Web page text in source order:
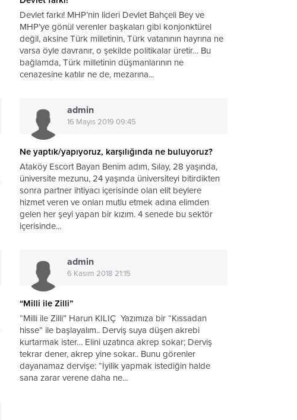
Devlet farkı! MHP’nin lideri Devlet Bahçeli Bey ve
MHP’ye gönül verenler başkaları gibi konjonktürel
değil, aksine Türk milletinin, Türk vatanının hayrına ne
varsa öyle davranır, o şekilde politikalar üretir… Bu
bağlamda, Türk milletinin düşmanlarının ne
cenazesine katılır ne de, mezarına...
admin
16 Mayıs 2019 09:45
Ne yaptık/yapıyoruz, karşılığında ne buluyoruz?
Ataköy Escort Bayan Benim adım, Sılay, 28 yaşında,
üniversite mezunu, 24 yaşında üniversiteyi bitirdikten
sonra partner ihtiyacı içerisinde olan elit beylere
hizmet veren ve onları mutlu etmek adına elimden
gelen her şeyi yapan bir kızım. 4 senede bu sektör
içerisinde...
admin
6 Kasım 2018 21:15
“Milli ile Zilli”
“Milli ile Zilli” Harun KILIÇ Yazımıza bir “Kıssadan
hisse” ile başlayalım.. Derviş suya düşen akrebi
kurtarmak ister… Elini uzatınca akrep sokar; Derviş
tekrar dener, akrep yine sokar.. Bunu görenler
dayanamaz dervişe: “İyilik yapmak istediğin halde
sana zarar verene daha ne...